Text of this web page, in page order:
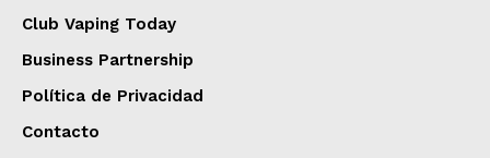
Club Vaping Today
Business Partnership
Política de Privacidad
Contacto